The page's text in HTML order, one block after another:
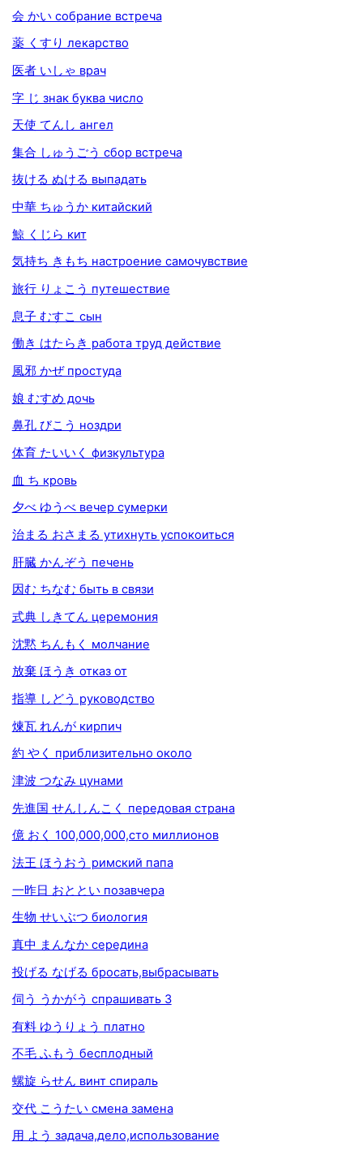
会 かい собрание встреча
薬 くすり лекарство
医者 いしゃ врач
字 じ знак буква число
天使 てんし ангел
集合 しゅうごう сбор встреча
抜ける ぬける выпадать
中華 ちゅうか китайский
鯨 くじら кит
気持ち きもち настроение самочувствие
旅行 りょこう путешествие
息子 むすこ сын
働き はたらき работа труд действие
風邪 かぜ простуда
娘 むすめ дочь
鼻孔 びこう ноздри
体育 たいいく физкультура
血 ち кровь
夕べ ゆうべ вечер сумерки
治まる おさまる утихнуть успокоиться
肝臓 かんぞう печень
因む ちなむ быть в связи
式典 しきてん церемония
沈黙 ちんもく молчание
放棄 ほうき отказ от
指導 しどう руководство
煉瓦 れんが кирпич
約 やく приблизительно около
津波 つなみ цунами
先進国 せんしんこく передовая страна
億 おく 100,000,000,сто миллионов
法王 ほうおう римский папа
一昨日 おととい позавчера
生物 せいぶつ биология
真中 まんなか середина
投げる なげる бросать,выбрасывать
伺う うかがう спрашивать 3
有料 ゆうりょう платно
不毛 ふもう бесплодный
螺旋 らせん винт спираль
交代 こうたい смена замена
用 よう задача,дело,использование